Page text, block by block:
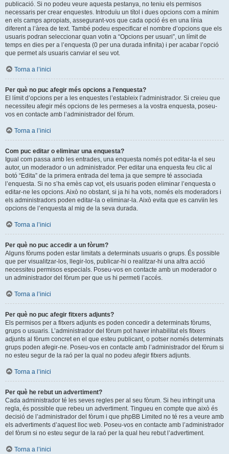
publicació. Si no podeu veure aquesta pestanya, no teniu els permisos
necessaris per crear enquestes. Introduïu un títol i dues opcions com a mínim
en els camps apropiats, assegurant-vos que cada opció és en una línia
diferent a l’àrea de text. També podeu especificar el nombre d’opcions que els
usuaris podran seleccionar quan votin a “Opcions per usuari”, un límit de
temps en dies per a l’enquesta (0 per una durada infinita) i per acabar l’opció
que permet als usuaris canviar el seu vot.
Torna a l’inici
Per què no puc afegir més opcions a l’enquesta?
El límit d’opcions per a les enquestes l’estableix l’administrador. Si creieu que
necessiteu afegir més opcions de les permeses a la vostra enquesta, poseu-
vos en contacte amb l’administrador del fòrum.
Torna a l’inici
Com puc editar o eliminar una enquesta?
Igual com passa amb les entrades, una enquesta només pot editar-la el seu
autor, un moderador o un administrador. Per editar una enquesta feu clic al
botó “Edita” de la primera entrada del tema ja que sempre té associada
l’enquesta. Si no s’ha emès cap vot, els usuaris poden eliminar l’enquesta o
editar-ne les opcions. Això no obstant, si ja hi ha vots, només els moderadors i
els administradors poden editar-la o eliminar-la. Això evita que es canvïin les
opcions de l’enquesta al mig de la seva durada.
Torna a l’inici
Per què no puc accedir a un fòrum?
Alguns fòrums poden estar limitats a determinats usuaris o grups. És possible
que per visualitzar-los, llegir-los, publicar-hi o realitzar-hi una altra acció
necessiteu permisos especials. Poseu-vos en contacte amb un moderador o
un administrador del fòrum per que us hi permeti l’accés.
Torna a l’inici
Per què no puc afegir fitxers adjunts?
Els permisos per a fitxers adjunts es poden concedir a determinats fòrums,
grups o usuaris. L’administrador del fòrum pot haver inhabilitat els fitxers
adjunts al fòrum concret en el que esteu publicant, o potser només determinats
grups poden afegir-ne. Poseu-vos en contacte amb l’administrador del fòrum si
no esteu segur de la raó per la qual no podeu afegir fitxers adjunts.
Torna a l’inici
Per què he rebut un advertiment?
Cada administrador té les seves regles per al seu fòrum. Si heu infringit una
regla, és possible que rebeu un advertiment. Tingueu en compte que això és
decisió de l’administrador del fòrum i que phpBB Limited no té res a veure amb
els advertiments d’aquest lloc web. Poseu-vos en contacte amb l’administrador
del fòrum si no esteu segur de la raó per la qual heu rebut l’advertiment.
Torna a l’inici